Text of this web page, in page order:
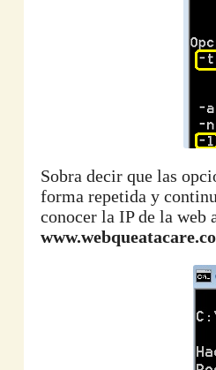
Sobra decir que las
forma repetida y
conocer la IP de la web